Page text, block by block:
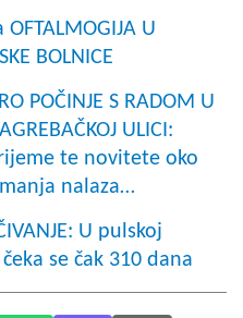
U
BOLNICE
POČINJE S RADOM U
ULICI:
te novitete oko
nalaza…
U pulskoj
se čak 310 dana